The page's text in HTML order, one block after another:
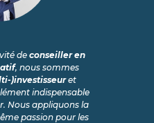
de conseiller en
, nous sommes
)investisseuret
indispensable
Nous appliquons la
passion pour les